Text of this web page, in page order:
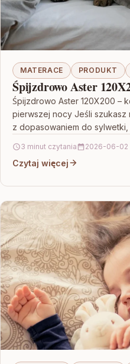
MATERACE PRODUKT
Śpijzdrowo Aster
Śpijzdrowo Aster 120X200 –
pierwszej nocy Jeśli szukasz
z dopasowaniem do
3 minut czytania 2026-06-02
Czytaj więcej